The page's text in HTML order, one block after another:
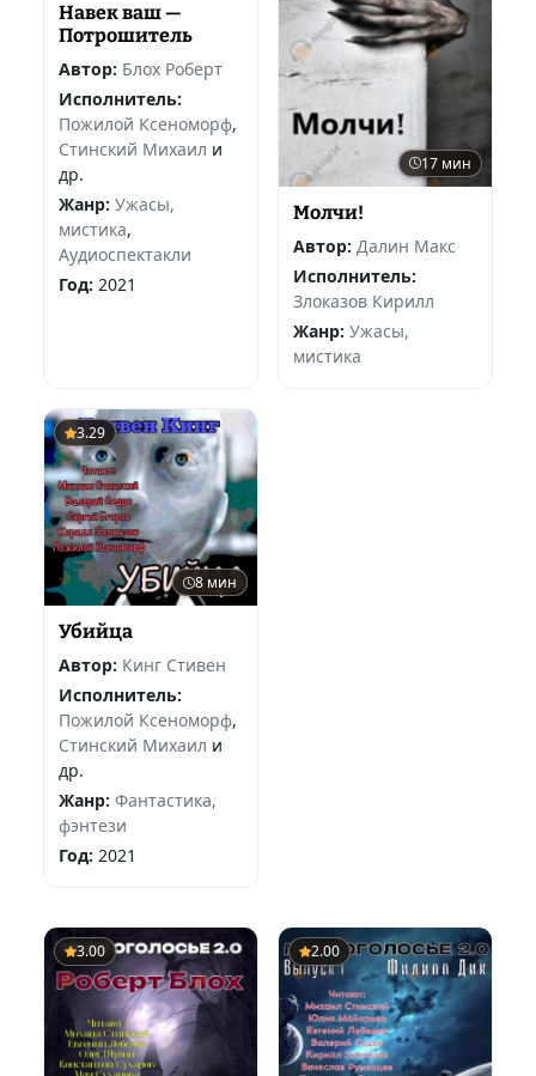
Навек ваш —
Потрошитель
Автор: Блох Роберт
Исполнитель:
Пожилой Ксеноморф,
Стинский Михаил и
др.
Жанр: Ужасы,
мистика,
Аудиоспектакли
Год: 2021
17 мин
Молчи!
Автор: Далин Макс
Исполнитель:
Злоказов Кирилл
Жанр: Ужасы,
мистика
3.29
8 мин
Убийца
Автор: Кинг Стивен
Исполнитель:
Пожилой Ксеноморф,
Стинский Михаил и
др.
Жанр: Фантастика,
фэнтези
Год: 2021
3.00 2.00